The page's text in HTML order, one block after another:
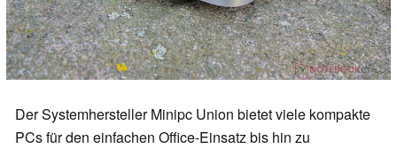
Der Systemhersteller Minipc Union bietet viele kompakte
PCs für den einfachen Office-Einsatz bis hin zu